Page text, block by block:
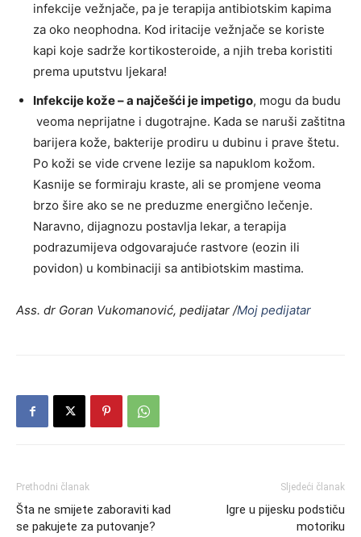
infekcije vežnjače, pa je terapija antibiotskim kapima
za oko neophodna. Kod iritacije vežnjače se koriste
kapi koje sadrže kortikosteroide, a njih treba koristiti
prema uputstvu ljekara!
Infekcije kože – a najčešći je impetigo, mogu da budu
veoma neprijatne i dugotrajne. Kada se naruši zaštitna
barijera kože, bakterije prodiru u dubinu i prave štetu.
Po koži se vide crvene lezije sa napuklom kožom.
Kasnije se formiraju kraste, ali se promjene veoma
brzo šire ako se ne preduzme energično lečenje.
Naravno, dijagnozu postavlja lekar, a terapija
podrazumijeva odgovarajuće rastvore (eozin ili
povidon) u kombinaciji sa antibiotskim mastima.
Ass. dr Goran Vukomanović, pedijatar /Moj pedijatar
Prethodni članak
Šta ne smijete zaboraviti kad
se pakujete za putovanje?
Sljedeći članak
Igre u pijesku podstiču
motoriku